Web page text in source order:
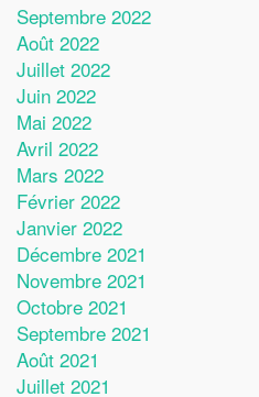
Septembre 2022
Août 2022
Juillet 2022
Juin 2022
Mai 2022
Avril 2022
Mars 2022
Février 2022
Janvier 2022
Décembre 2021
Novembre 2021
Octobre 2021
Septembre 2021
Août 2021
Juillet 2021